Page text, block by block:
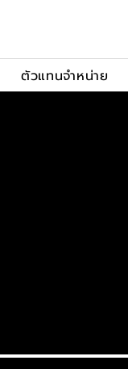
ตัวแทนจำหน่าย